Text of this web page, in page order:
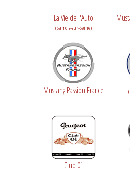
La Vie de l'Auto
(Samois-sur-Seine)
Mustang Passion France
Club 01